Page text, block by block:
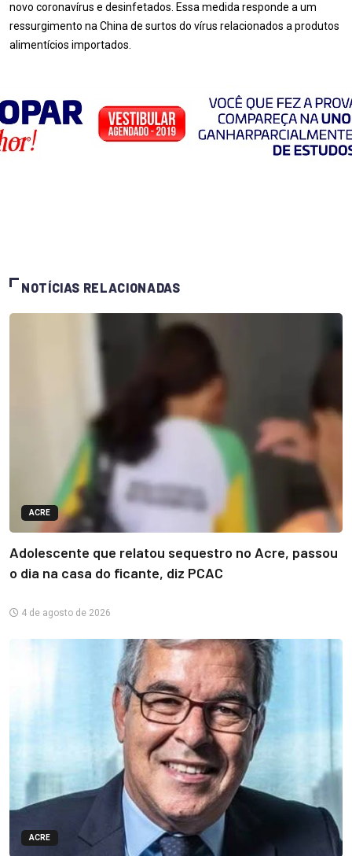
novo coronavírus e desinfetados. Essa medida responde a um
ressurgimento na China de surtos do vírus relacionados a produtos
alimentícios importados.
NOTÍCIAS RELACIONADAS
ACRE
Adolescente que relatou sequestro no Acre, passou
o dia na casa do ficante, diz PCAC
4 de agosto de 2026
ACRE